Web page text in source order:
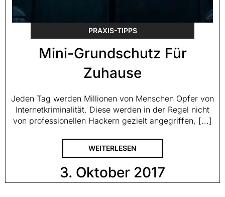
PRAXIS-TIPPS
Mini-Grundschutz Für
Zuhause
Jeden Tag werden Millionen von Menschen Opfer von
Internetkriminalität. Diese werden in der Regel nicht
von professionellen Hackern gezielt angegriffen, [...]
WEITERLESEN
3. Oktober 2017